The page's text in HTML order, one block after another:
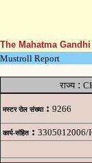
The Mahatma
Mustroll Report
राज्य:
मस्टर रोल संख्या : 9266
कार्य-संहित : 3305012006/